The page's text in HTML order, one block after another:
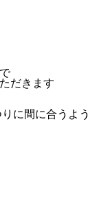
だきます
に間に合うよう